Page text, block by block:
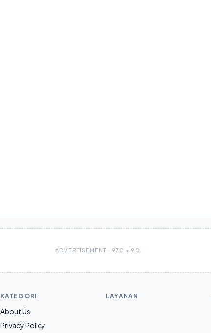
ADVERTISEMENT · 970 × 90
KATEGORI
About Us
Privacy Policy
LAYANAN